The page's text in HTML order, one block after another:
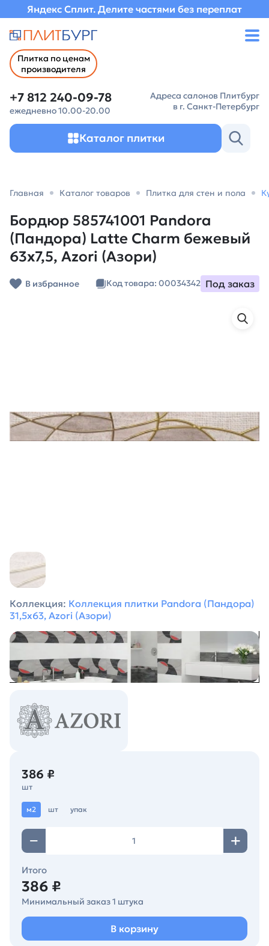
Яндекс Сплит. Делите частями без переплат
Плитка по ценам
производителя
+7 812 240-09-78
ежедневно 10.00-20.00
Адреса салонов Плитбург
в г. Санкт-Петербург
Каталог плитки
Главная Каталог товаров Плитка для стен и пола
Бордюр 585741001 Pandora
(Пандора) Latte Charm бежевый
63х7,5, Azori (Азори)
В избранное Код товара: 00034342 Под заказ
Коллекция: Коллекция плитки Pandora (Пандора)
31,5х63, Azori (Азори)
386 ₽
шт
м2 шт упак
Итого
386 ₽
Минимальный заказ 1 штука
В корзину